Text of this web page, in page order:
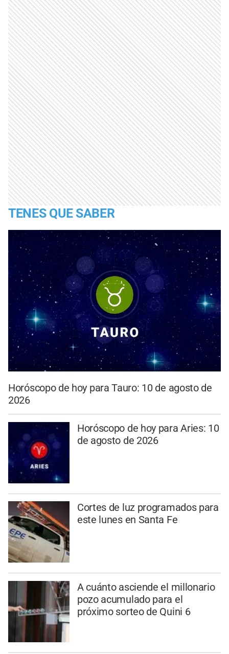
TENES QUE SABER
Horóscopo de hoy para Tauro: 10 de agosto de
2026
Horóscopo de hoy para Aries: 10
de agosto de 2026
Cortes de luz programados para
este lunes en Santa Fe
A cuánto asciende el millonario
pozo acumulado para el
próximo sorteo de Quini 6